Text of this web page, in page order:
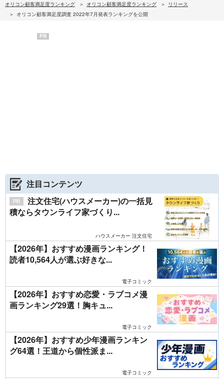
オリコン顧客満足度ランキング オリコン顧客満足度ランキング
リリース
オリコン顧客満足度調査 2022年7月発表ランキングを公開
PR
注目コンテンツ
注文住宅(ハウスメーカー)の一括見
積ならタウンライフ家づくり...
ハウスメーカー 注文住宅
【2026年】おすすめ漫画ランキング！
読者10,564人が選ぶ好きな...
電子コミック
【2026年】おすすめ恋愛・ラブコメ漫
画ランキング29選！胸キュ...
電子コミック
【2026年】おすすめ少年漫画ランキン
グ64選！王道から個性派ま...
電子コミック